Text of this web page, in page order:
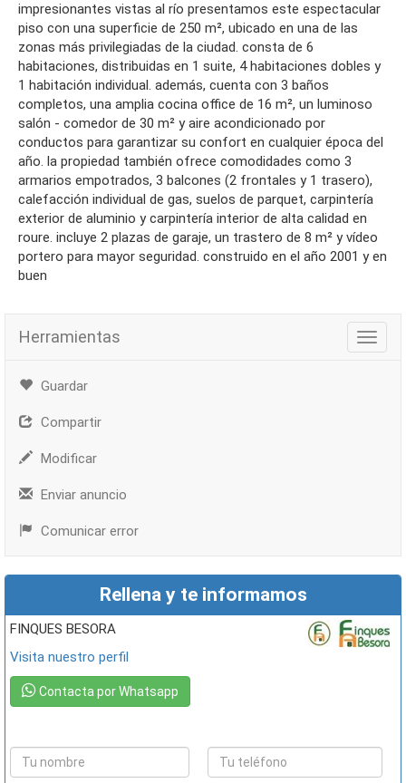
impresionantes vistas al río presentamos este espectacular
piso con una superficie de 250 m², ubicado en una de las
zonas más privilegiadas de la ciudad. consta de 6
habitaciones, distribuidas en 1 suite, 4 habitaciones dobles y
1 habitación individual. además, cuenta con 3 baños
completos, una amplia cocina office de 16 m², un luminoso
salón - comedor de 30 m² y aire acondicionado por
conductos para garantizar su confort en cualquier época del
año. la propiedad también ofrece comodidades como 3
armarios empotrados, 3 balcones (2 frontales y 1 trasero),
calefacción individual de gas, suelos de parquet, carpintería
exterior de aluminio y carpintería interior de alta calidad en
roure. incluye 2 plazas de garaje, un trastero de 8 m² y vídeo
portero para mayor seguridad. construido en el año 2001 y en
buen
Herramientas
Guardar
Compartir
Modificar
Enviar anuncio
Comunicar error
Rellena y te informamos
FINQUES BESORA
Visita nuestro perfil
Contacta por Whatsapp